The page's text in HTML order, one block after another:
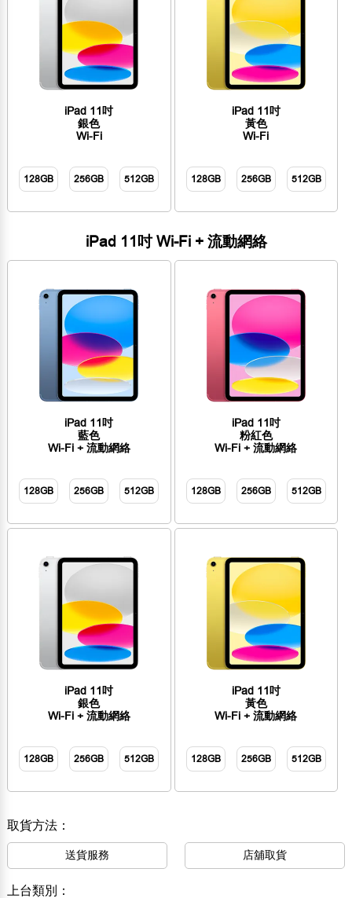
iPad 11吋
銀色
Wi-Fi
128GB 256GB 512GB
iPad 11吋
黃色
Wi-Fi
128GB 256GB 512GB
iPad 11吋 Wi-Fi + 流動網絡
iPad 11吋
藍色
Wi-Fi + 流動網絡
128GB 256GB 512GB
iPad 11吋
粉紅色
Wi-Fi + 流動網絡
128GB 256GB 512GB
iPad 11吋
銀色
Wi-Fi + 流動網絡
128GB 256GB 512GB
iPad 11吋
黃色
Wi-Fi + 流動網絡
128GB 256GB 512GB
取貨方法：
送貨服務 店舖取貨
上台類別：